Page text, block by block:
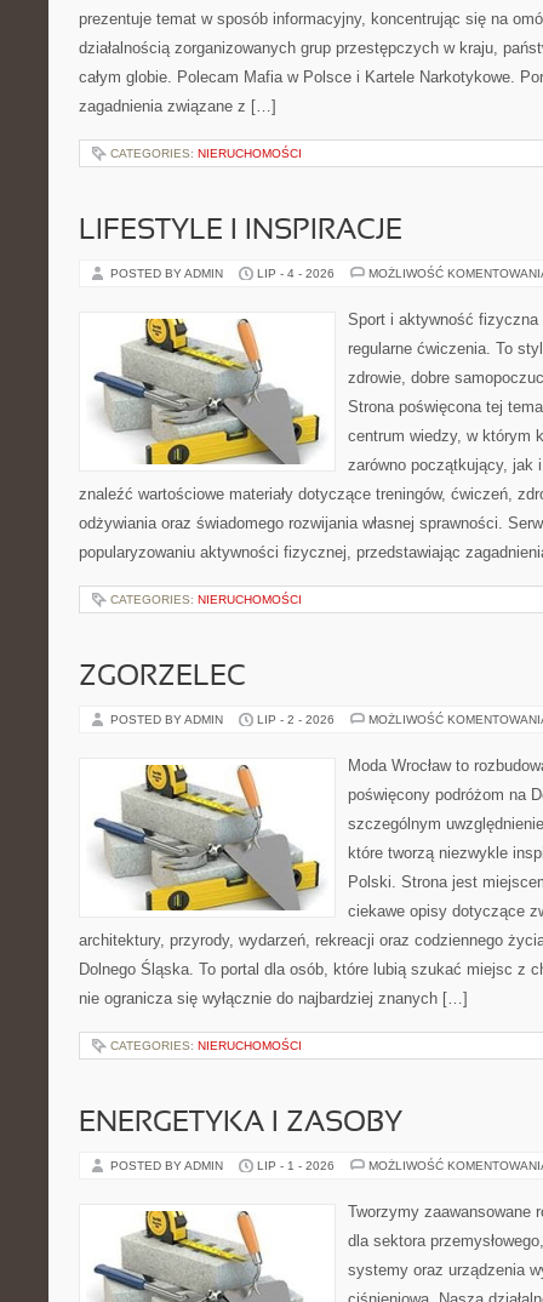
prezentuje temat w sposób informacyjny, koncentrując się na
działalnością zorganizowanych grup przestępczych w kraju,
całym globie. Polecam Mafia w Polsce i Kartele Narkotykowe.
zagadnienia związane z […]
CATEGORIES: NIERUCHOMOŚCI
LIFESTYLE I INSPIRACJE
POSTED BY ADMIN LIP - 4 - 2026 MOŻLIWOŚĆ
Sport i aktywność
regularne ćwiczenia. To
zdrowie, dobre
Strona poświęcona tej
centrum wiedzy, w którym
zarówno początkujący, jak
znaleźć wartościowe materiały dotyczące treningów, ćwiczeń,
odżywiania oraz świadomego rozwijania własnej sprawności.
popularyzowaniu aktywności fizycznej, przedstawiając
CATEGORIES: NIERUCHOMOŚCI
ZGORZELEC
POSTED BY ADMIN LIP - 2 - 2026 MOŻLIWOŚĆ
Moda Wrocław to
poświęcony podróżom na
szczególnym
które tworzą niezwykle
Polski. Strona jest
ciekawe opisy dotyczące
architektury, przyrody, wydarzeń, rekreacji oraz codziennego
Dolnego Śląska. To portal dla osób, które lubią szukać miejsc z
nie ogranicza się wyłącznie do najbardziej znanych […]
CATEGORIES: NIERUCHOMOŚCI
ENERGETYKA I ZASOBY
POSTED BY ADMIN LIP - 1 - 2026 MOŻLIWOŚĆ
Tworzymy zaawansowane
dla sektora
systemy oraz urządzenia